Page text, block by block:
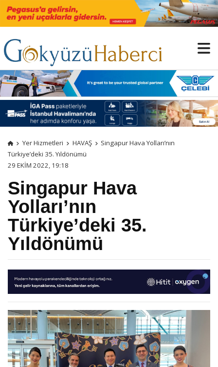
Yer Hizmetleri HAVAŞ
Singapur Hava Yolları’nın
Türkiye’deki 35. Yıldönümü
29 EKIM 2022, 19:18
Singapur Hava
Yolları’nın
Türkiye’deki 35.
Yıldönümü